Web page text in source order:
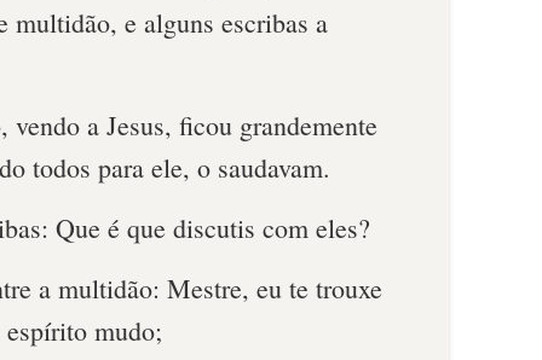
multidão, e alguns escribas a
a Jesus, ficou grandemente
todos para ele, o saudavam.
Que é que discutis com eles?
a multidão: Mestre, eu te trouxe
mudo;